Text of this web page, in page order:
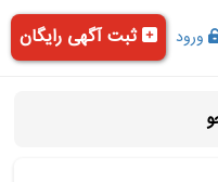
ورود ثبت آگهی رایگان